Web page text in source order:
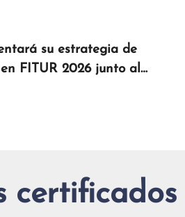
su estrategia de
FITUR 2026 junto al
certificados